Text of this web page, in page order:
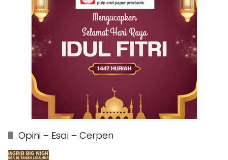
Opini – Esai – Cerpen